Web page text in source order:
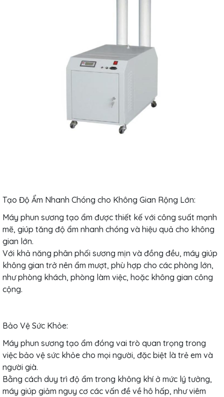
Tạo Độ Ẩm Nhanh Chóng cho Không Gian Rộng Lớn:
Máy phun sương tạo ẩm được thiết kế với công suất mạnh
mẽ, giúp tăng độ ẩm nhanh chóng và hiệu quả cho không
gian lớn.
Với khả năng phân phối sương mịn và đồng đều, máy giúp
không gian trở nên ẩm mượt, phù hợp cho các phòng lớn,
như phòng khách, phòng làm việc, hoặc không gian công
cộng.
Bảo Vệ Sức Khỏe:
Máy phun sương tạo ẩm đóng vai trò quan trọng trong
việc bảo vệ sức khỏe cho mọi người, đặc biệt là trẻ em và
người già.
Bằng cách duy trì độ ẩm trong không khí ở mức lý tưởng,
máy giúp giảm nguy cơ các vấn đề về hô hấp, như viêm